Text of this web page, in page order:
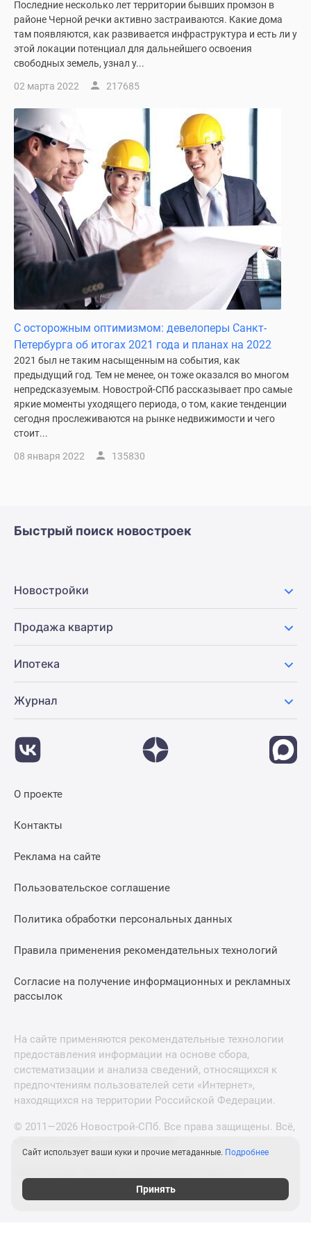
Коттеджные
поселки
Ленинградской
Готовые
коттеджные
поселки
Строящиеся
коттеджные
поселки
Коттеджные
поселки
леса
Коттеджные
поселки
водоема
Коттеджные
поселки
ипотеку
Бизнес-
центры
Коттеджи
ипотека
Макс
Рассрочка
Последние несколько лет территории бывших промзон в
районе Черной речки активно застраиваются. Какие дома
там появляются, как развивается инфраструктура и есть ли у
этой локации потенциал для дальнейшего освоения
свободных земель, узнал у...
02 марта 2022 217685
С осторожным оптимизмом: девелоперы Санкт-
Петербурга об итогах 2021 года и планах на 2022
2021 был не таким насыщенным на события, как
предыдущий год. Тем не менее, он тоже оказался во многом
непредсказуемым. Новострой-СПб рассказывает про самые
яркие моменты уходящего периода, о том, какие тенденции
сегодня прослеживаются на рынке недвижимости и чего
стоит...
08 января 2022 135830
Быстрый поиск новостроек
Новостройки
Продажа квартир
Ипотека
Журнал
О проекте
Контакты
Реклама на сайте
Пользовательское соглашение
Политика обработки персональных данных
Правила применения рекомендательных технологий
Согласие на получение информационных и рекламных
рассылок
На сайте применяются рекомендательные технологии
предоставления информации на основе сбора,
систематизации и анализа сведений, относящихся к
предпочтениям пользователей сети «Интернет»,
находящихся на территории Российской Федерации.
© 2011—2026 Новострой-СПб. Все права защищены. Всё,
Сайт использует ваши куки и прочие метаданные. Подробнее
Принять